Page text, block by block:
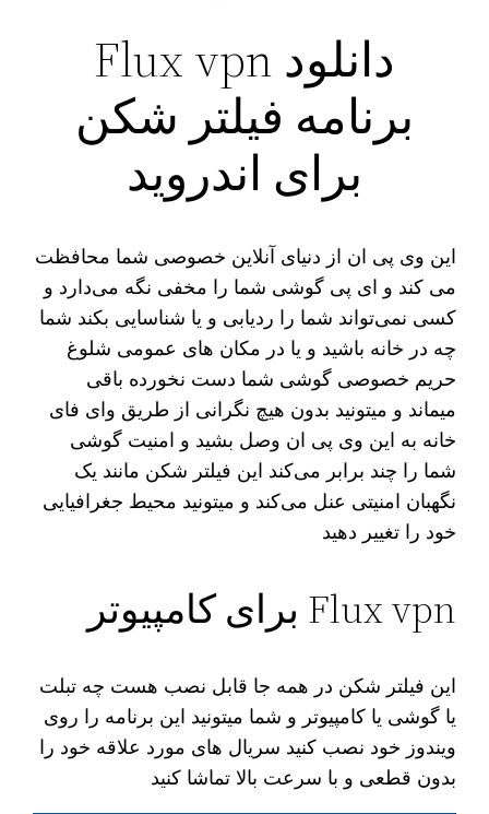
دانلود Flux vpn
برنامه فیلتر شکن
برای اندروید
این وی پی ان از دنیای آنلاین خصوصی شما محافظت
می کند و ای پی گوشی شما را مخفی نگه می‌دارد و
کسی نمی‌تواند شما را ردیابی و یا شناسایی بکند شما
چه در خانه باشید و یا در مکان های عمومی شلوغ
حریم خصوصی گوشی شما دست نخورده باقی
میماند و میتونید بدون هیچ نگرانی از طریق وای فای
خانه به این وی پی ان وصل بشید و امنیت گوشی
شما را چند برابر می‌کند این فیلتر شکن مانند یک
نگهبان امنیتی عنل می‌کند و میتونید محیط جغرافیایی
خود را تغییر دهید
Flux vpn برای کامپیوتر
این فیلتر شکن در همه جا قابل نصب هست چه تبلت
یا گوشی یا کامپیوتر و شما میتونید این برنامه را روی
ویندوز خود نصب کنید سریال های مورد علاقه خود را
بدون قطعی و با سرعت بالا تماشا کنید